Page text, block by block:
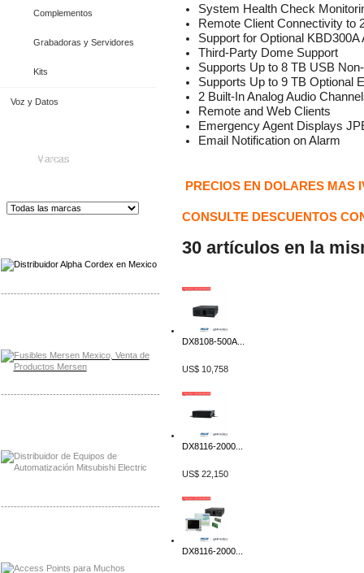
Complementos
Grabadoras y Servidores
Kits
Voz y Datos
Marcas
-------------------------------------------------
-------------------------------------------------
-------------------------------------------------
System Health Check
Remote Client Connectivity to
Support for Optional KBD300A
Third-Party Dome Support
Supports Up to 8 TB USB
Supports Up to 9 TB Optional
2 Built-In Analog Audio
Remote and Web Clients
Emergency Agent Displays
Email Notification on Alarm
PRECIOS EN DOLARES MAS
CONSULTE DESCUENTOS
30 artículos en la
DX8108-500A...
US$ 10,758
DX8116-2000...
US$ 22,150
DX8116-2000...